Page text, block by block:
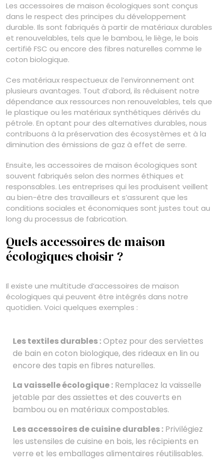
Les accessoires de maison écologiques sont conçus
dans le respect des principes du développement
durable. Ils sont fabriqués à partir de matériaux durables
et renouvelables, tels que le bambou, le liège, le bois
certifié FSC ou encore des fibres naturelles comme le
coton biologique.
Ces matériaux respectueux de l’environnement ont
plusieurs avantages. Tout d’abord, ils réduisent notre
dépendance aux ressources non renouvelables, tels que
le plastique ou les matériaux synthétiques dérivés du
pétrole. En optant pour des alternatives durables, nous
contribuons à la préservation des écosystèmes et à la
diminution des émissions de gaz à effet de serre.
Ensuite, les accessoires de maison écologiques sont
souvent fabriqués selon des normes éthiques et
responsables. Les entreprises qui les produisent veillent
au bien-être des travailleurs et s’assurent que les
conditions sociales et économiques sont justes tout au
long du processus de fabrication.
Quels accessoires de maison
écologiques choisir ?
Il existe une multitude d’accessoires de maison
écologiques qui peuvent être intégrés dans notre
quotidien. Voici quelques exemples :
Les textiles durables :Optez pour des serviettes
de bain en coton biologique, des rideaux en lin ou
encore des tapis en fibres naturelles.
La vaisselle écologique : Remplacez la vaisselle
jetable par des assiettes et des couverts en
bambou ou en matériaux compostables.
Les accessoires de cuisine durables : Privilégiez
les ustensiles de cuisine en bois, les récipients en
verre et les emballages alimentaires réutilisables.